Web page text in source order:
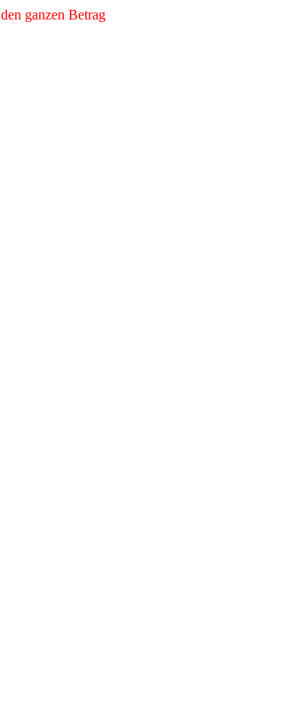
ganzen Betrag